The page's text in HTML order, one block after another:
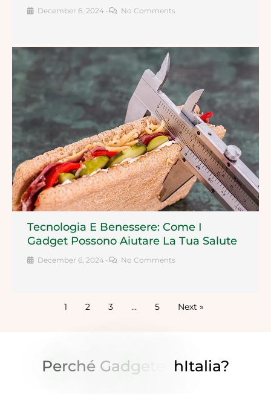
December 6, 2024 • No Comments
Tecnologia E Benessere: Come I
Gadget Possono Aiutare La Tua Salute
December 6, 2024 • No Comments
1 2 3 … 5 Next »
PERCHÉ GADG HITALIA?